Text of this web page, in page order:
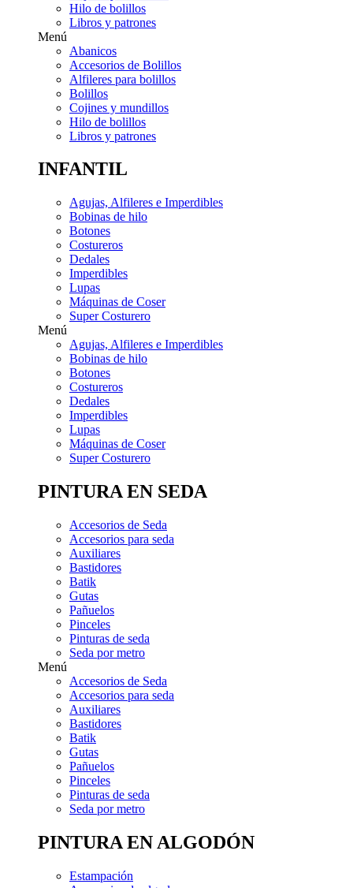
Hilo de bolillos
Libros y patrones
Menú
Abanicos
Accesorios de Bolillos
Alfileres para bolillos
Bolillos
Cojines y mundillos
Hilo de bolillos
Libros y patrones
INFANTIL
Agujas, Alfileres e Imperdibles
Bobinas de hilo
Botones
Costureros
Dedales
Imperdibles
Lupas
Máquinas de Coser
Super Costurero
Menú
Agujas, Alfileres e Imperdibles
Bobinas de hilo
Botones
Costureros
Dedales
Imperdibles
Lupas
Máquinas de Coser
Super Costurero
PINTURA EN SEDA
Accesorios de Seda
Accesorios para seda
Auxiliares
Bastidores
Batik
Gutas
Pañuelos
Pinceles
Pinturas de seda
Seda por metro
Menú
Accesorios de Seda
Accesorios para seda
Auxiliares
Bastidores
Batik
Gutas
Pañuelos
Pinceles
Pinturas de seda
Seda por metro
PINTURA EN ALGODÓN
Estampación